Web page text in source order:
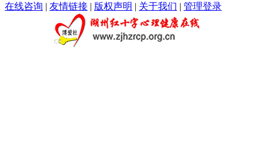
在线咨询 | 友情链接 | 版权声明 | 关于我们 | 管理登录